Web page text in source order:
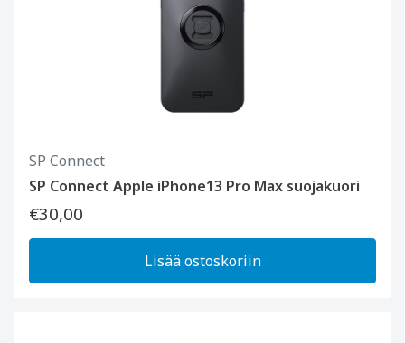
SP Connect
SP Connect Apple iPhone13 Pro Max suojakuori
€30,00
Lisää ostoskoriin